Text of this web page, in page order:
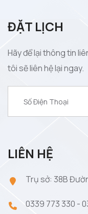
ĐẶT LỊCH
Hãy để lại thông tin
tôi sẽ liên hệ lại ngay.
LIÊN HỆ
Trụ sở: 38B
0339 773 330 -